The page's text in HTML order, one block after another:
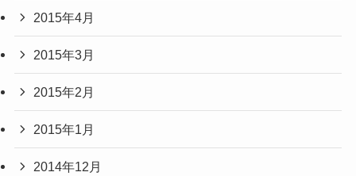
2015年4月
2015年3月
2015年2月
2015年1月
2014年12月